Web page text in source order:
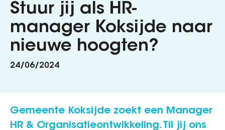
gaan
Stuur jij als HR-
manager Koksijde naar
nieuwe hoogten?
24/06/2024
Gemeente Koksijde zoekt een Manager
HR & Organisatieontwikkeling. Til jij ons